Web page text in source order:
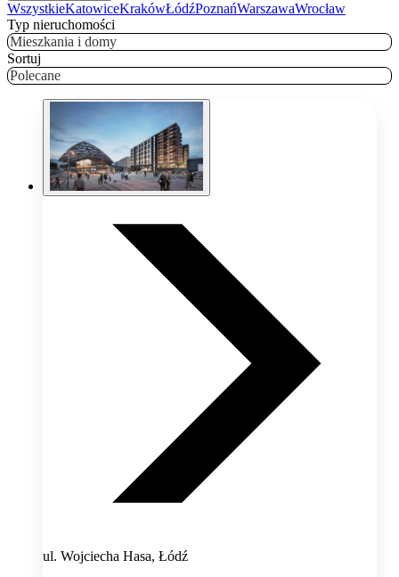
WszystkieKatowiceKrakówŁódźPoznańWarszawaWrocław
Typ nieruchomości
Mieszkania i domy
Sortuj
Polecane
ul. Wojciecha Hasa, Łódź